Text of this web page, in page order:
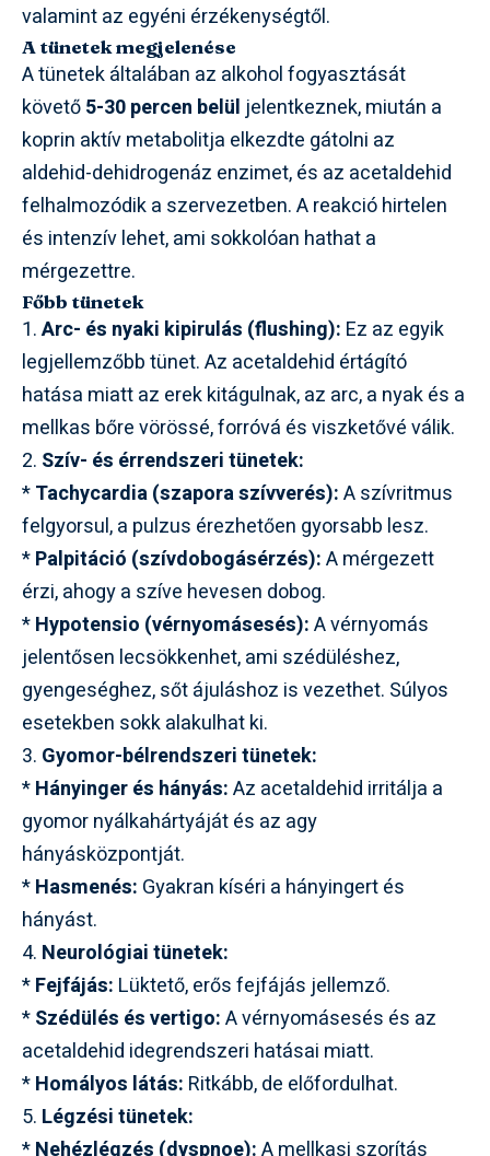
valamint az egyéni érzékenységtől.
A tünetek megjelenése
A tünetek általában az alkohol fogyasztását
követő5-30 percen belül jelentkeznek, miután a
koprin aktív metabolitja elkezdte gátolni az
aldehid-dehidrogenáz enzimet, és az acetaldehid
felhalmozódik a szervezetben. A reakció hirtelen
és intenzív lehet, ami sokkolóan hathat a
mérgezettre.
Főbb tünetek
1.Arc- és nyaki kipirulás (flushing): Ez az egyik
legjellemzőbb tünet. Az acetaldehid értágító
hatása miatt az erek kitágulnak, az arc, a nyak és a
mellkas bőre vörössé, forróvá és viszketővé válik.
2. Szív- és érrendszeri tünetek:
*Tachycardia (szapora szívverés):A szívritmus
felgyorsul, a pulzus érezhetően gyorsabb lesz.
*Palpitáció (szívdobogásérzés):A mérgezett
érzi, ahogy a szíve hevesen dobog.
*Hypotensio (vérnyomásesés):A vérnyomás
jelentősen lecsökkenhet, ami szédüléshez,
gyengeséghez, sőt ájuláshoz is vezethet. Súlyos
esetekben sokk alakulhat ki.
3. Gyomor-bélrendszeri tünetek:
*Hányinger és hányás:Az acetaldehid irritálja a
gyomor nyálkahártyáját és az agy
hányásközpontját.
*Hasmenés: Gyakran kíséri a hányingert és
hányást.
4. Neurológiai tünetek:
*Fejfájás: Lüktető, erős fejfájás jellemző.
*Szédülés és vertigo:A vérnyomásesés és az
acetaldehid idegrendszeri hatásai miatt.
*Homályos látás: Ritkább, de előfordulhat.
5. Légzési tünetek:
*Nehézlégzés (dyspnoe):A mellkasi szorítás